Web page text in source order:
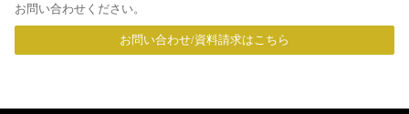
お問い合わせください。
お問い合わせ/資料請求はこちら